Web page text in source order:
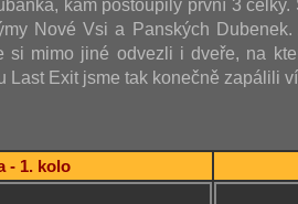
kam postoupily první 3
Nové Vsi a Panských
si mimo jiné odvezli i dveře, na
Last Exit jsme tak konečně zapálili
- 1. kolo